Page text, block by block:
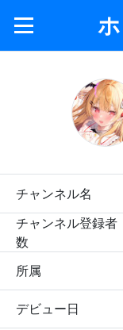
チャンネル名
チャンネル登録者
数
所属
デビュー日